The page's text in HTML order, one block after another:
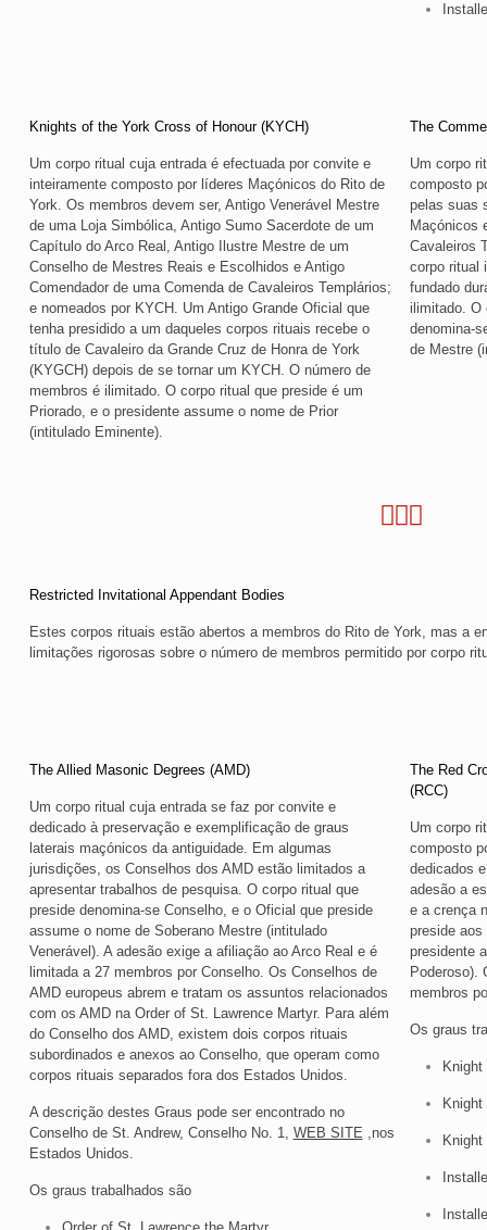
Knights of the York Cross of Honour (KYCH)
Um corpo ritual cuja entrada é efectuada por convite e
inteiramente composto por líderes Maçónicos do Rito de
York. Os membros devem ser, Antigo Venerável Mestre
de uma Loja Simbólica, Antigo Sumo Sacerdote de um
Capítulo do Arco Real, Antigo Ilustre Mestre de um
Conselho de Mestres Reais e Escolhidos e Antigo
Comendador de uma Comenda de Cavaleiros Templários;
e nomeados por KYCH. Um Antigo Grande Oficial que
tenha presidido a um daqueles corpos rituais recebe o
título de Cavaleiro da Grande Cruz de Honra de York
(KYGCH) depois de se tornar um KYCH. O número de
membros é ilimitado. O corpo ritual que preside é um
Priorado, e o presidente assume o nome de Prior
(intitulado Eminente).
The
Um corpo
composto
pelas suas
Maçónicos
Cavaleiros
corpo ritual
fundado
ilimitado. O
denomina-
de Mestre
Restricted Invitational Appendant Bodies
Estes corpos rituais estão abertos a membros do Rito de York, mas a
limitações rigorosas sobre o número de membros permitido por corpo
The Allied Masonic Degrees (AMD)
Um corpo ritual cuja entrada se faz por convite e
dedicado à preservação e exemplificação de graus
laterais maçónicos da antiguidade. Em algumas
jurisdições, os Conselhos dos AMD estão limitados a
apresentar trabalhos de pesquisa. O corpo ritual que
preside denomina-se Conselho, e o Oficial que preside
assume o nome de Soberano Mestre (intitulado
Venerável). A adesão exige a afiliação ao Arco Real e é
limitada a 27 membros por Conselho. Os Conselhos de
AMD europeus abrem e tratam os assuntos relacionados
com os AMD na Order of St. Lawrence Martyr. Para além
do Conselho dos AMD, existem dois corpos rituais
subordinados e anexos ao Conselho, que operam como
corpos rituais separados fora dos Estados Unidos.
A descrição destes Graus pode ser encontrado no
Conselho de St. Andrew, Conselho No. 1, WEB SITE ,nos
Estados Unidos.
Os graus trabalhados são
The Red
(RCC)
Um corpo
composto
dedicados
adesão a
e a crença
preside aos
presidente
Poderoso).
membros
Os graus